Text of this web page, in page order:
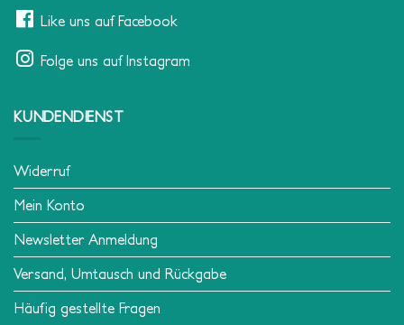
Like uns auf Facebook
Folge uns auf Instagram
KUNDENDIENST
Widerruf
Mein Konto
Newsletter Anmeldung
Versand, Umtausch und Rückgabe
Häufig gestellte Fragen